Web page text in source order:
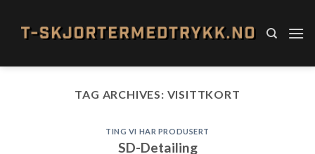
content
TAG ARCHIVES: VISITTKORT
TING VI HAR PRODUSERT
SD-Detailing